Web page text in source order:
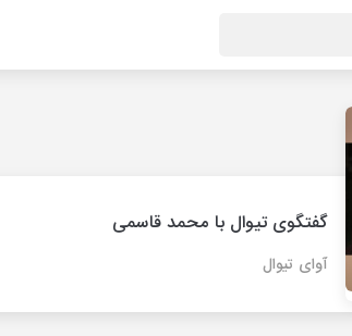
گفتگوی تیوال با محمد قاسمی
آوای تیوال